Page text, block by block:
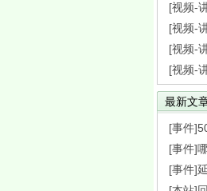
[视频-
[视频-
[视频-
[视频-
最新文
[事件
[事件]
[事件]